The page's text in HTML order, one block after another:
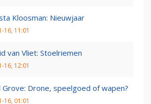
Kloosman: Nieuwjaar
16, 11:01
van Vliet: Stoelriemen
16, 12:01
Grove: Drone, speelgoed of wapen?
16, 01:01